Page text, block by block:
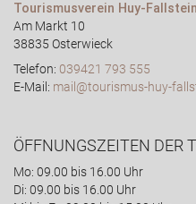
Tourismusverein Huy-
Am Markt 10
38835 Osterwieck
Telefon: 039421 793 555
E-Mail: mail@tourismus-huy-
ÖFFNUNGSZEITEN DER
Mo: 09.00 bis 16.00 Uhr
Di: 09.00 bis 16.00 Uhr